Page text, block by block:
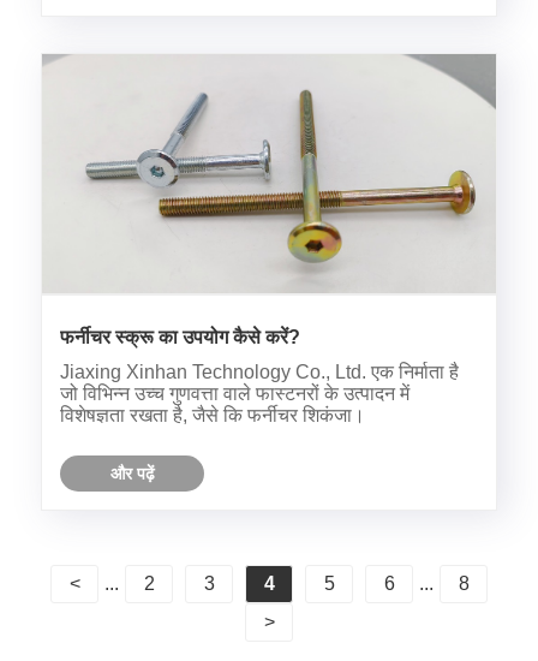
फर्नीचर स्क्रू का उपयोग कैसे करें?
Jiaxing Xinhan Technology Co., Ltd. एक निर्माता है
जो विभिन्न उच्च गुणवत्ता वाले फास्टनरों के उत्पादन में
विशेषज्ञता रखता है, जैसे कि फर्नीचर शिकंजा।
और पढ़ें
< ... 2 3 4 5 6 ...
8
>